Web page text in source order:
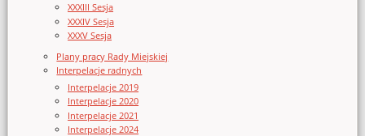
XXXIII Sesja
XXXIV Sesja
XXXV Sesja
Plany pracy Rady Miejskiej
Interpelacje radnych
Interpelacje 2019
Interpelacje 2020
Interpelacje 2021
Interpelacje 2024